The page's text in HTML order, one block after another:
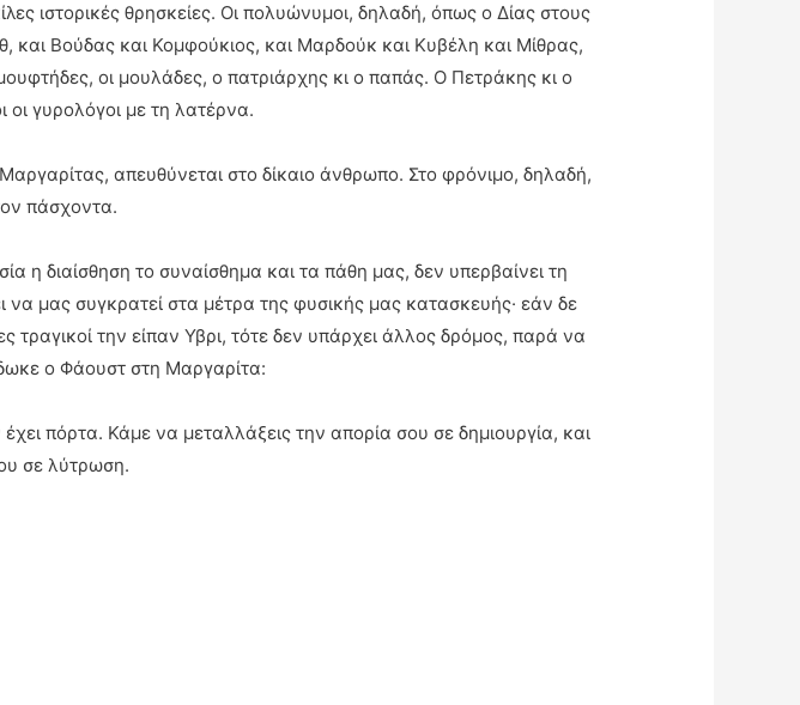
ιστορικές θρησκείες. Οι πολυώνυμοι, δηλαδή, όπως ο Δίας στους
και Βούδας και Κομφούκιος, και Μαρδούκ και Κυβέλη και Μίθρας,
οι μουλάδες, ο πατριάρχης κι ο παπάς. Ο Πετράκης κι ο
οι γυρολόγοι με τη λατέρνα.
απευθύνεται στο δίκαιο άνθρωπο. Στο φρόνιμο, δηλαδή,
πάσχοντα.
η διαίσθηση το συναίσθημα και τα πάθη μας, δεν υπερβαίνει τη
μας συγκρατεί στα μέτρα της φυσικής μας κατασκευής· εάν δε
τραγικοί την είπαν Υβρι, τότε δεν υπάρχει άλλος δρόμος, παρά να
ο Φάουστ στη Μαργαρίτα:
πόρτα. Κάμε να μεταλλάξεις την απορία σου σε δημιουργία, και
σε λύτρωση.